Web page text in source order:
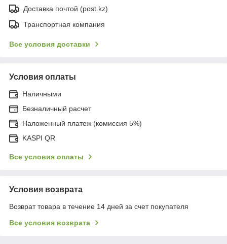
Доставка почтой (post.kz)
Транспортная компания
Все условия доставки
Условия оплаты
Наличными
Безналичный расчет
Наложенный платеж (комиссия 5%)
KASPI QR
Все условия оплаты
Условия возврата
Возврат товара в течение 14 дней за счет покупателя
Все условия возврата